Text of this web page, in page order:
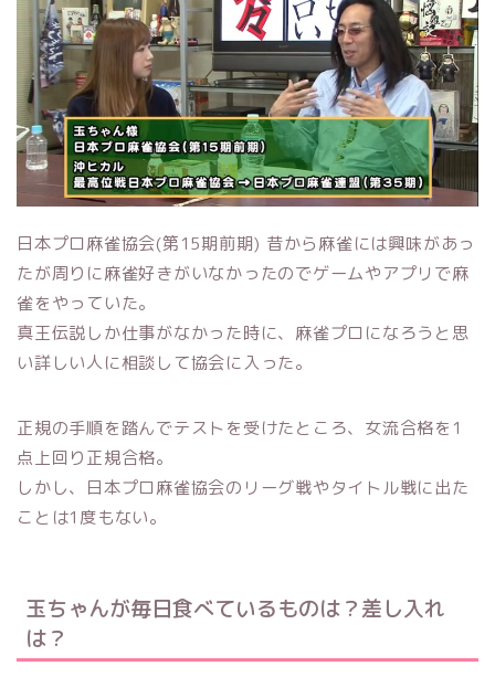
日本プロ麻雀協会(第15期前期) 昔から麻雀には興味があっ
たが周りに麻雀好きがいなかったのでゲームやアプリで麻
雀をやっていた。
真王伝説しか仕事がなかった時に、麻雀プロになろうと思
い詳しい人に相談して協会に入った。
正規の手順を踏んでテストを受けたところ、女流合格を1
点上回り正規合格。
しかし、日本プロ麻雀協会のリーグ戦やタイトル戦に出た
ことは1度もない。
玉ちゃんが毎日食べているものは？差し入れ
は？